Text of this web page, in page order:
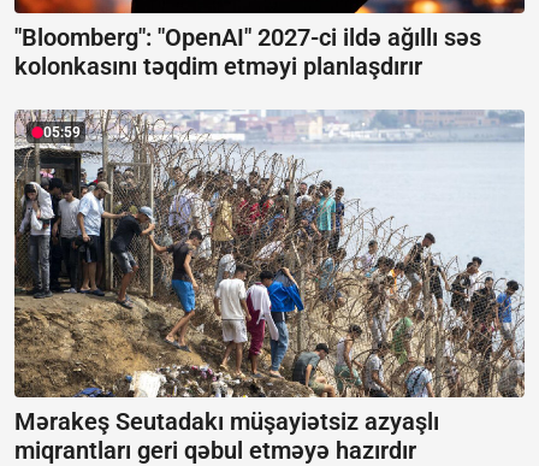
"Bloomberg": "OpenAI" 2027-ci ildə ağıllı səs
kolonkasını təqdim etməyi planlaşdırır
05:59
Mərakeş Seutadakı müşayiətsiz azyaşlı
miqrantları geri qəbul etməyə hazırdır